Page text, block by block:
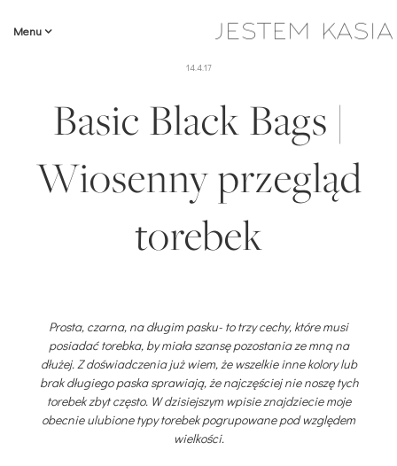
Menu
14.4.17
Basic Black Bags |
Wiosenny przegląd
torebek
Prosta, czarna, na długim pasku- to trzy cechy, które musi
posiadać torebka, by miała szansę pozostania ze mną na
dłużej. Z doświadczenia już wiem, że wszelkie inne kolory lub
brak długiego paska sprawiają, że najczęściej nie noszę tych
torebek zbyt często. W dzisiejszym wpisie znajdziecie moje
obecnie ulubione typy torebek pogrupowane pod względem
wielkości.